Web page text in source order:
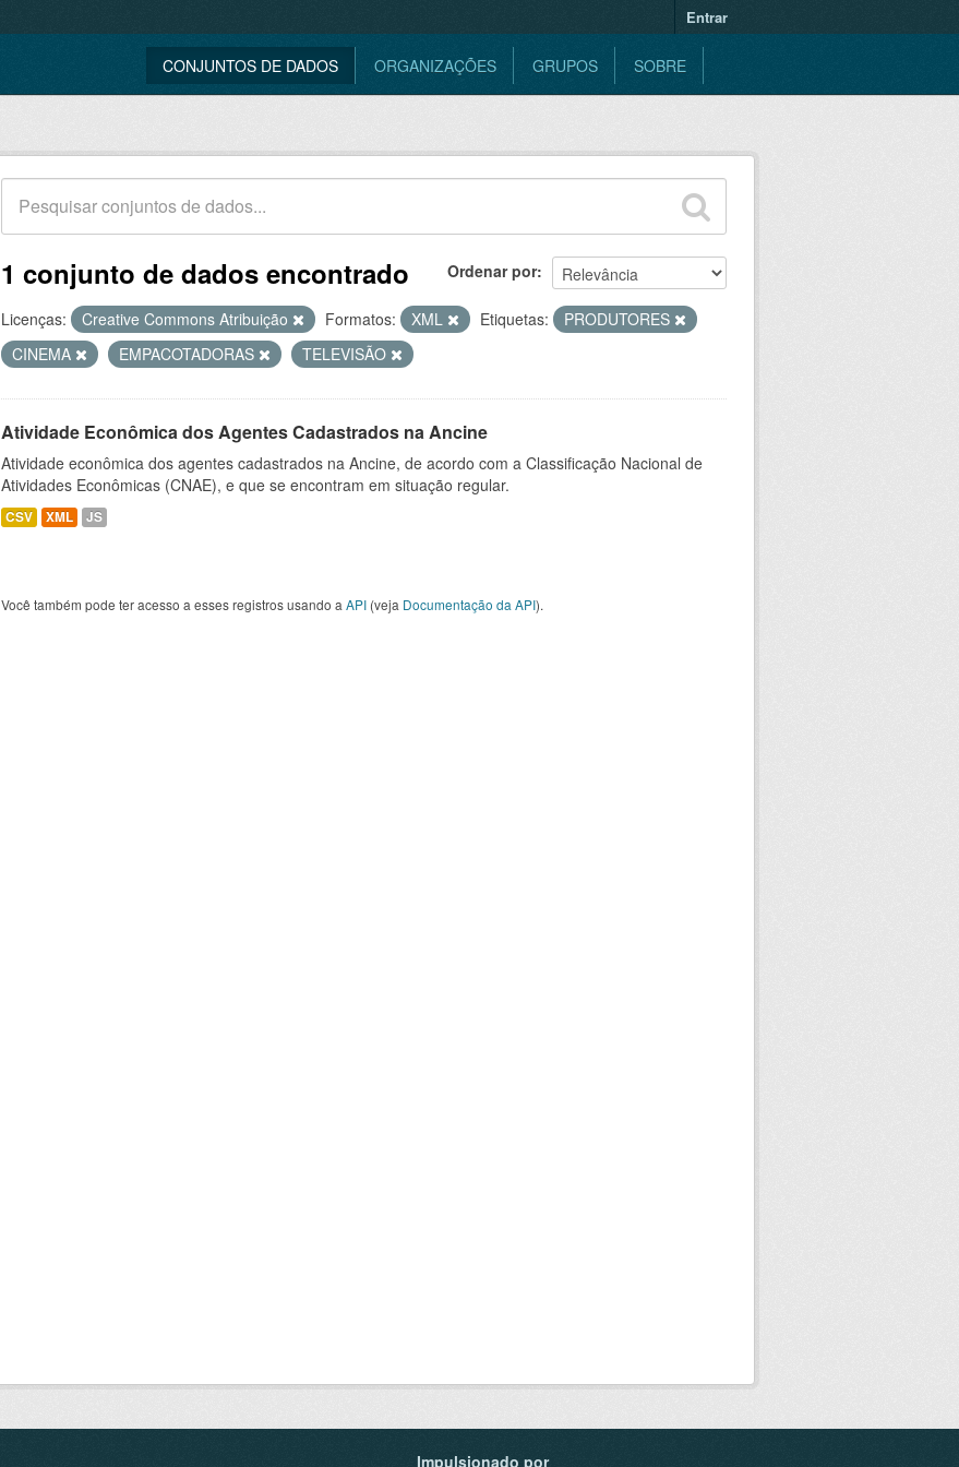
Entrar
CONJUNTOS DE DADOS ORGANIZAÇÕES GRUPOS SOBRE
Ordenar por
1 conjunto de dados encontrado
Licenças: Creative Commons Atribuição Formatos: XML Etiquetas:
PRODUTORES
CINEMA
EMPACOTADORAS TELEVISÃO
Atividade Econômica dos Agentes Cadastrados na Ancine
Atividade econômica dos agentes cadastrados na Ancine, de acordo com a Classificação Nacional de
Atividades Econômicas (CNAE), e que se encontram em situação regular.
CSV XML JS
Você também pode ter acesso a esses registros usando a API (veja Documentação da API).
Impulsionado por